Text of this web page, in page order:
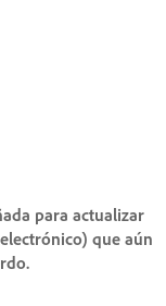
para actualizar
que aún